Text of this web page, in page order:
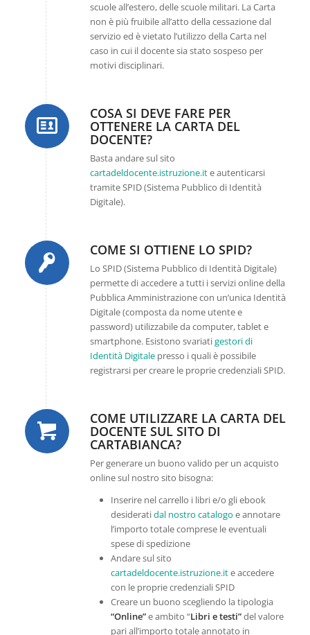
scuole all’estero, delle scuole militari. La Carta
non è più fruibile all’atto della cessazione dal
servizio ed è vietato l’utilizzo della Carta nel
caso in cui il docente sia stato sospeso per
motivi disciplinari.
COSA SI DEVE FARE PER
OTTENERE LA CARTA DEL
DOCENTE?
Basta andare sul sito
cartadeldocente.istruzione.ite autenticarsi
tramite SPID (Sistema Pubblico di Identità
Digitale).
COME SI OTTIENE LO SPID?
Lo SPID (Sistema Pubblico di Identità Digitale)
permette di accedere a tutti i servizi online della
Pubblica Amministrazione con un’unica Identità
Digitale (composta da nome utente e
password) utilizzabile da computer, tablet e
smartphone. Esistono svariatigestori di
Identità Digitalepresso i quali è possibile
registrarsi per creare le proprie credenziali SPID.
COME UTILIZZARE LA CARTA DEL
DOCENTE SUL SITO DI
CARTABIANCA?
Per generare un buono valido per un acquisto
online sul nostro sito bisogna:
Inserire nel carrello i libri e/o gli ebook
desideratidal nostro catalogo e annotare
l’importo totale comprese le eventuali
spese di spedizione
Andare sul sito
cartadeldocente.istruzione.ite accedere
con le proprie credenziali SPID
Creare un buono scegliendo la tipologia
“Online”e ambito “Libri e testi”del valore
pari all’importo totale annotato in